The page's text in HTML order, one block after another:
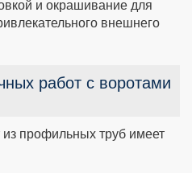
и окрашивание для
внешнего
работ с воротами
профильных труб имеет